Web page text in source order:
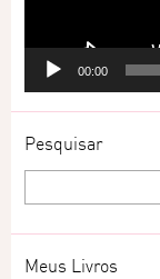
00:00
Pesquisar
Meus Livros